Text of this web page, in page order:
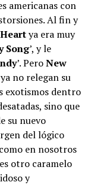
americanas con
Al fin y
ya era muy
Song’, y le
’. PeroNew
ya no relegan su
exotismos dentro
sino que
su nuevo
del lógico
como en nosotros
otro caramelo
y